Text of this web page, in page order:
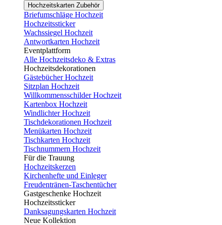
Hochzeitskarten Zubehör
Briefumschläge Hochzeit
Hochzeitssticker
Wachssiegel Hochzeit
Antwortkarten Hochzeit
Eventplattform
Alle Hochzeitsdeko & Extras
Hochzeitsdekorationen
Gästebücher Hochzeit
Sitzplan Hochzeit
Willkommensschilder Hochzeit
Kartenbox Hochzeit
Windlichter Hochzeit
Tischdekorationen Hochzeit
Menükarten Hochzeit
Tischkarten Hochzeit
Tischnummern Hochzeit
Für die Trauung
Hochzeitskerzen
Kirchenhefte und Einleger
Freudentränen-Taschentücher
Gastgeschenke Hochzeit
Hochzeitssticker
Danksagungskarten Hochzeit
Neue Kollektion